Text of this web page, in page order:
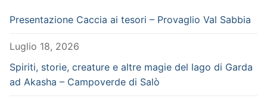
Presentazione Caccia ai tesori – Provaglio Val Sabbia
Luglio 18, 2026
Spiriti, storie, creature e altre magie del lago di Garda
ad Akasha – Campoverde di Salò